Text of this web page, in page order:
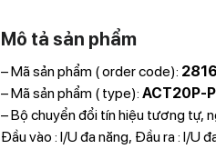
Mô tả sản phẩm
– Mã sản phẩm ( order code):
– Mã sản phẩm ( type): ACT20P-
– Bộ chuyển đổi tín hiệu tương tự,
Đầu vào : I/U đa năng, Đầu ra : I/U